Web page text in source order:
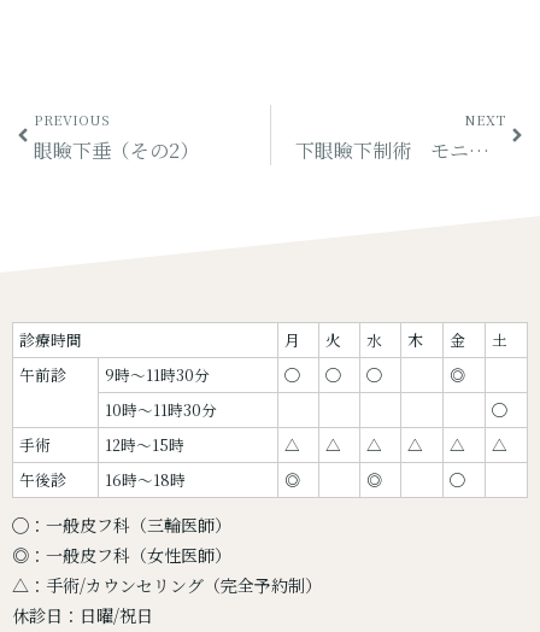
PREVIOUS
眼瞼下垂（その2）
NEXT
下眼瞼下制術 モニター（その1）
診療時間 月 火 水 木 金
土
午前診
9時〜11時30分 ◯ ◯ ◯
◎
10時〜11時30分
◯
手術
12時〜15時 △ △ △ △ △
△
午後診
16時〜18時 ◎ ◎ ◯
◯：一般皮フ科（三輪医師）
◎：一般皮フ科（女性医師）
△：手術/カウンセリング（完全予約制）
休診日：日曜/祝日